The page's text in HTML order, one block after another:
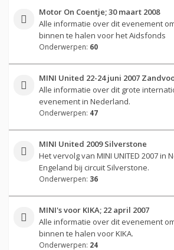
Motor On Coentje; 30 maart 2008
Alle informatie over dit evenement
binnen te halen voor het Aidsfonds
Onderwerpen: 60
MINI United 22-24 juni 2007
Alle informatie over dit grote
evenement in Nederland.
Onderwerpen: 47
MINI United 2009 Silverstone
Het vervolg van MINI UNITED 2007 in
Engeland bij circuit Silverstone.
Onderwerpen: 36
MINI's voor KIKA; 22 april 2007
Alle informatie over dit evenement
binnen te halen voor KIKA.
Onderwerpen: 24